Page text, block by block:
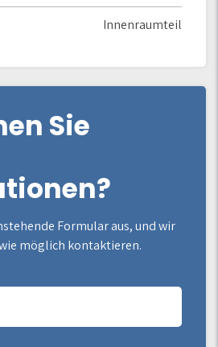
Innenraumteil
Sie
Formular aus, und wir
möglich kontaktieren.